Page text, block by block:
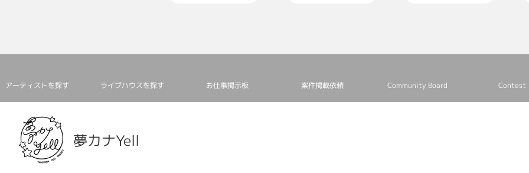
アーティストを探す ライブハウスを探す お仕事掲⽰板 案件掲載依頼 Community Board Contest
夢カナYell